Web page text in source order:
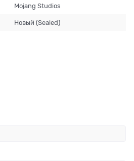
Mojang Studios
Новый (Sealed)